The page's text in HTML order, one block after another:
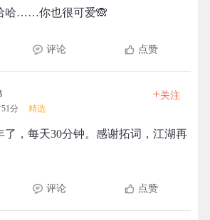
哈……你也很可爱🙈
评论 点赞
分 精选
+关注
了，每天30分钟。感谢拓词，江湖再
评论 点赞